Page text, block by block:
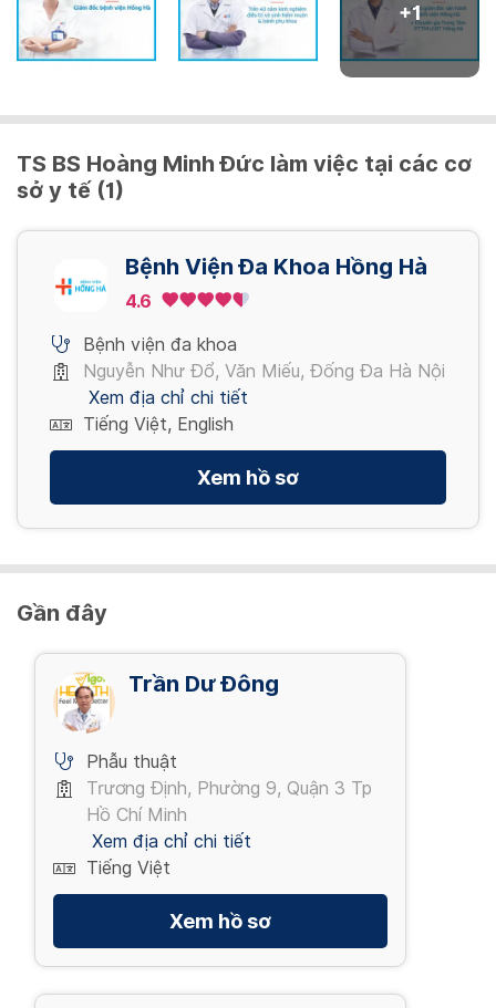
+1
TS BS Hoàng Minh Đức làm việc tại các cơ
sở y tế (1)
Bệnh Viện Đa Khoa Hồng Hà
4.6
Bệnh viện đa khoa
Nguyễn Như Đổ, Văn Miếu, Đống Đa Hà Nội
Xem địa chỉ chi tiết
Tiếng Việt, English
Xem hồ sơ
Gần đây
Trần Dư Đông
Phẫu thuật
Trương Định, Phường 9, Quận 3 Tp
Hồ Chí Minh
Xem địa chỉ chi tiết
Tiếng Việt
Xem hồ sơ